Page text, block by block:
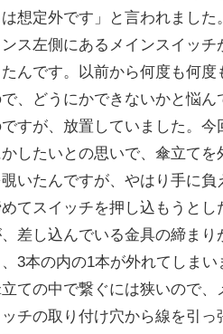
は想定外です」と言われました
ス左側にあるメインスイッチ
たんです。以前から何度も何度
、どうにかできないかと悩ん
すが、放置していました。今
したいとの思いで、傘立てを
覗いたんですが、やはり手に負
てスイッチを押し込もうとし
差し込んでいる金具の締まり
、3本の内の1本が外れてしまい
ての中で繋ぐには狭いので、
チの取り付け穴から線を引っ